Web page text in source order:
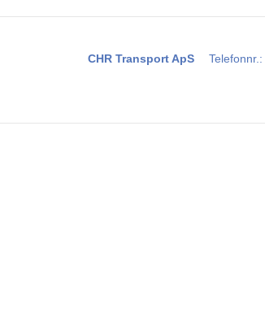
CHR Transport ApS Telefonnr. :